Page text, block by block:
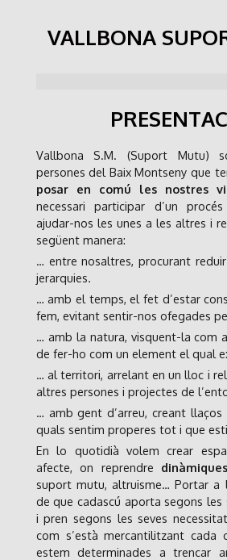
VALLBONA
Vallbona S.M. (Suport Mutu)
persones del Baix Montseny que
posar en comú les nostres
necessari participar d’un
ajudar-nos les unes a les altres i
següent manera:
… entre nosaltres, procurant
jerarquies.
… amb el temps, el fet d’estar
fem, evitant sentir-nos ofegades
… amb la natura, visquent-la com
de fer-ho com un element el qual
… al territori, arrelant en un lloc i
altres persones i projectes de
… amb gent d’arreu, creant llaços
quals sentim properes tot i que
En lo quotidià volem crear
afecte, on reprendre
suport mutu, altruisme… Portar a
de que cadascú aporta segons les
i pren segons les seves
com s’està mercantilitzant
estem determinades a trencar